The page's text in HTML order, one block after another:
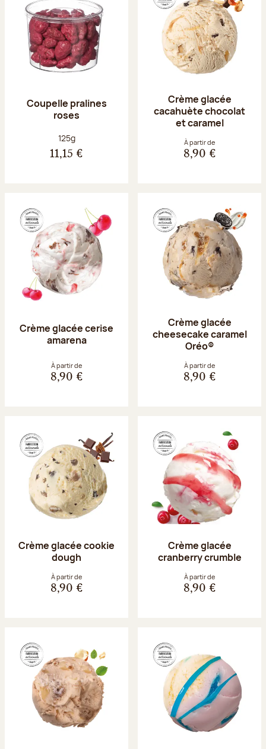
Coupelle pralines
roses
Poids net :
125g
11,15 €
Crème glacée
cacahuète chocolat
et caramel
À partir de
8,90 €
Crème glacée cerise
amarena
À partir de
8,90 €
Crème glacée
cheesecake caramel
Oréo®
À partir de
8,90 €
Crème glacée cookie
dough
À partir de
8,90 €
Crème glacée
cranberry crumble
À partir de
8,90 €